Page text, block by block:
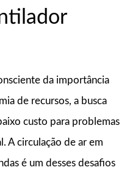
da importância
de recursos, a busca
custo para problemas
A circulação de ar em
é um desses desafios